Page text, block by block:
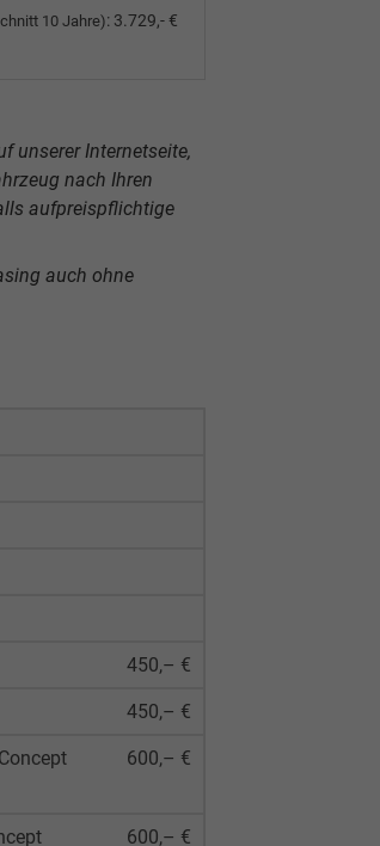
10 Jahre): 3.729,- €
unserer Internetseite,
nach Ihren
aufpreispflichtige
auch ohne
450,– €
450,– €
600,– €
600,– €